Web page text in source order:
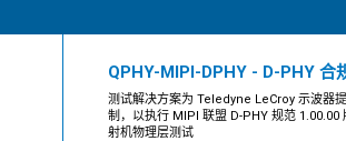
QPHY-MIPI-DPHY - D-PHY 合
测试解决方案为 Teledyne LeCroy 示波器
制，以执行 MIPI 联盟 D-PHY 规范 1.00.00
射机物理层测试